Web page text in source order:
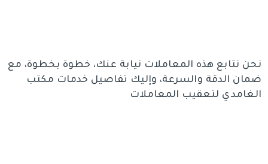
نحن نتابع هذه المعاملات نيابة عنك، خطوة بخطوة، مع
ضمان الدقة والسرعة، وإليك تفاصيل خدمات مكتب
الغامدي لتعقيب المعاملات